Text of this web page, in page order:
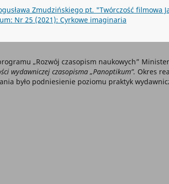
Zmudzińskiego pt. "Twórczość filmowa
Nr 25 (2021): Cyrkowe imaginaria
„Rozwój czasopism naukowych”
wydawniczej czasopisma „Panoptikum”. Okres
było podniesienie poziomu praktyk